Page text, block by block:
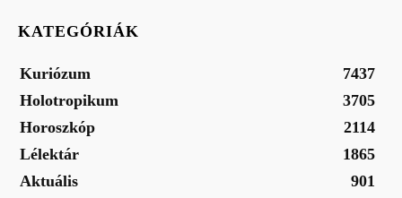
KATEGÓRIÁK
Kuriózum
7437
Holotropikum
3705
Horoszkóp
2114
Lélektár
1865
Aktuális
901